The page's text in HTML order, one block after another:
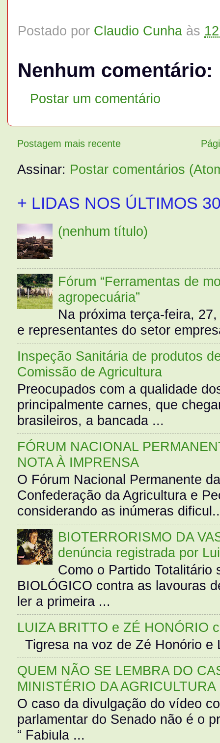
Postado por Claudio Cunha às
Nenhum comentário:
Postar um comentário
Postagem mais recente
Assinar: Postar comentários
+ LIDAS NOS ÚLTIMOS
(nenhum título)
Fórum “Ferramentas de
agropecuária”
Na próxima terça-feira,
e representantes do setor
Inspeção Sanitária de produtos
Comissão de Agricultura
Preocupados com a qualidade
principalmente carnes, que
brasileiros, a bancada ...
FÓRUM NACIONAL
NOTA À IMPRENSA
O Fórum Nacional Permanente
Confederação da Agricultura e
considerando as inúmeras
BIOTERRORISMO DA
denúncia registrada por
Como o Partido Totalitário
BIOLÓGICO contra as lavouras
ler a primeira ...
LUIZA BRITTO e ZÉ HONÓRIO
Tigresa na voz de Zé Honório
QUEM NÃO SE LEMBRA DO
MINISTÉRIO DA AGRICULTURA
O caso da divulgação do vídeo
parlamentar do Senado não é o
“ Fabiula ...